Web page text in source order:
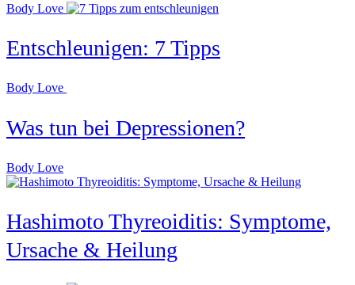
Body Love
Entschleunigen: 7 Tipps
Body Love
Was tun bei Depressionen?
Body Love
Hashimoto Thyreoiditis: Symptome,
Ursache & Heilung